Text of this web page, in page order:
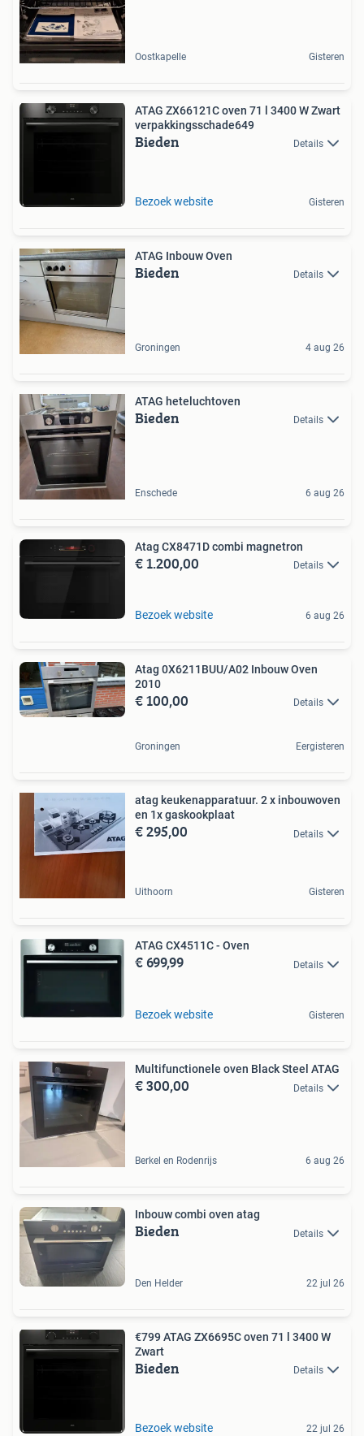
Oostkapelle Gisteren
ATAG ZX66121C oven 71 l 3400 W Zwart
verpakkingsschade649
Bieden Details
Bezoek website Gisteren
ATAG Inbouw Oven
Bieden Details
Groningen 4 aug 26
ATAG heteluchtoven
Bieden Details
Enschede 6 aug 26
Atag CX8471D combi magnetron
€ 1.200,00 Details
Bezoek website 6 aug 26
Atag 0X6211BUU/A02 Inbouw Oven
2010
€ 100,00 Details
Groningen Eergisteren
atag keukenapparatuur. 2 x inbouwoven
en 1x gaskookplaat
€ 295,00 Details
Uithoorn Gisteren
ATAG CX4511C - Oven
€ 699,99 Details
Bezoek website Gisteren
Multifunctionele oven Black Steel ATAG
€ 300,00 Details
Berkel en Rodenrijs 6 aug 26
Inbouw combi oven atag
Bieden Details
Den Helder 22 jul 26
€799 ATAG ZX6695C oven 71 l 3400 W
Zwart
Bieden Details
Bezoek website 22 jul 26